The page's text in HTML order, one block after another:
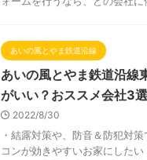
あいの風とやま鉄道沿線
あいの風とやま鉄道沿線
がいい？おススメ会社3
2022/8/30
・結露対策や、防音＆防犯対
コンが効きやすいお家にした